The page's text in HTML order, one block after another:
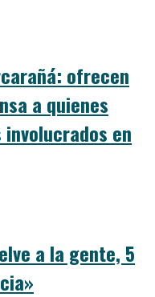
ofrecen
a quienes
en
a la gente, 5